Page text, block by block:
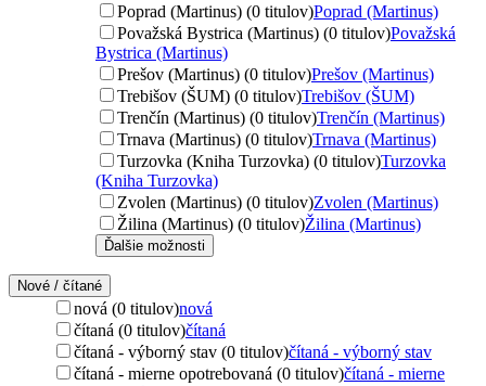
Poprad (Martinus) (0 titulov)Poprad (Martinus)
Považská Bystrica (Martinus) (0 titulov)Považská
Bystrica (Martinus)
Prešov (Martinus) (0 titulov)Prešov (Martinus)
Trebišov (ŠUM) (0 titulov)Trebišov (ŠUM)
Trenčín (Martinus) (0 titulov)Trenčín (Martinus)
Trnava (Martinus) (0 titulov)Trnava (Martinus)
Turzovka (Kniha Turzovka) (0 titulov)Turzovka
(Kniha Turzovka)
Zvolen (Martinus) (0 titulov)Zvolen (Martinus)
Žilina (Martinus) (0 titulov)Žilina (Martinus)
Ďalšie možnosti
Nové / čítané
nová (0 titulov)nová
čítaná (0 titulov)čítaná
čítaná - výborný stav (0 titulov)čítaná - výborný stav
čítaná - mierne opotrebovaná (0 titulov)čítaná - mierne